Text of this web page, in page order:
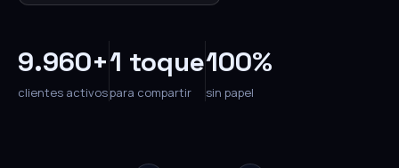
9.960+
clientes activos
1 toque
para compartir
100%
sin papel